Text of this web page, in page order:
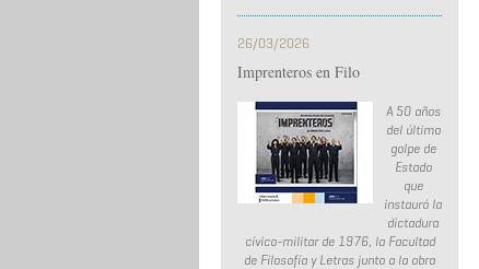
26/03/2026
Imprenteros en Filo
A 50 años
del último
golpe de
Estado
que
instauró la
dictadura
cívico-militar de 1976, la Facultad
de Filosofía y Letras junto a la obra